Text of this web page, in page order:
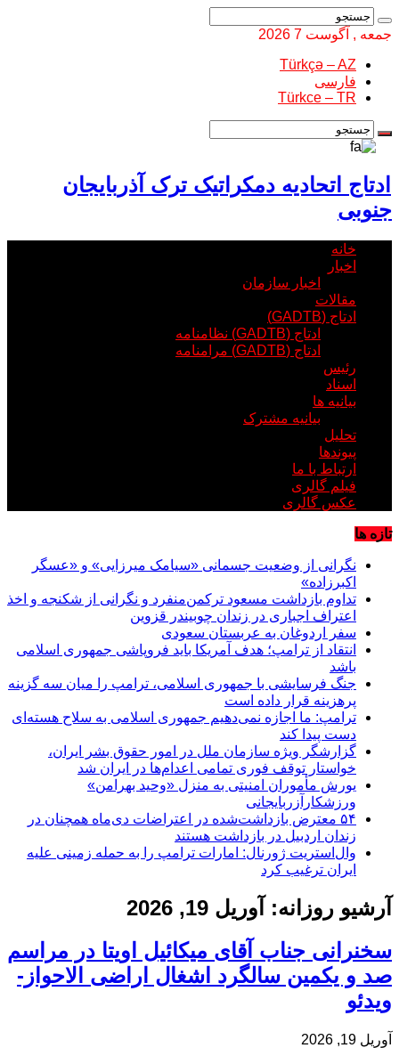
جمعه , آگوست 7 2026
Türkçə – AZ
فارسی
Türkce – TR
ادتاج اتحادیه دمکراتیک ترک آذربایجان
جنوبی
خانه
اخبار
اخبار سازمان
مقالات
ادتاج (GADTB)
ادتاج (GADTB) نظامنامه
ادتاج (GADTB) مرامنامه
رئیس
اسناد
بیانیه ها
بیانیه مشترک
تحلیل
پیوندها
ارتباط با ما
فیلم گالری
عکس گالری
تازه ها
نگرانی از وضعیت جسمانی «سیامک میرزایی» و «عسگر
اکبرزاده»
تداوم بازداشت مسعود ترکمن‌منفرد و نگرانی از شکنجه و اخذ
اعتراف اجباری در زندان چوبیندر قزوین
سفر اردوغان به عربستان‌ سعودی
انتقاد از ترامپ؛ هدف آمریکا باید فروپاشی جمهوری اسلامی
باشد
جنگ فرسایشی با جمهوری اسلامی، ترامپ را میان سه گزینه
پرهزینه قرار داده است
ترامپ: ما اجازه نمی‌دهیم جمهوری اسلامی به سلاح هسته‌ای
دست پیدا کند
گزارشگر ویژه سازمان ملل در امور حقوق بشر ایران،
خواستار توقف فوری تمامی اعدام‌ها در ایران شد
یورش مأموران امنیتی به منزل «وحید بهرامن»
ورزشکارآزربایجانی
۵۴ معترض بازداشت‌شده در اعتراضات دی‌ماه همچنان در
زندان اردبیل در بازداشت هستند
وال‌استریت ژورنال: امارات ترامپ را به حمله زمینی علیه
ایران ترغیب کرد
آرشیو روزانه:
آوریل 19, 2026
سخنرانی جناب آقای میکائیل اویتا در مراسم
صد و یکمین سالگرد اشغال اراضی الاحواز-
ویدئو
آوریل 19, 2026